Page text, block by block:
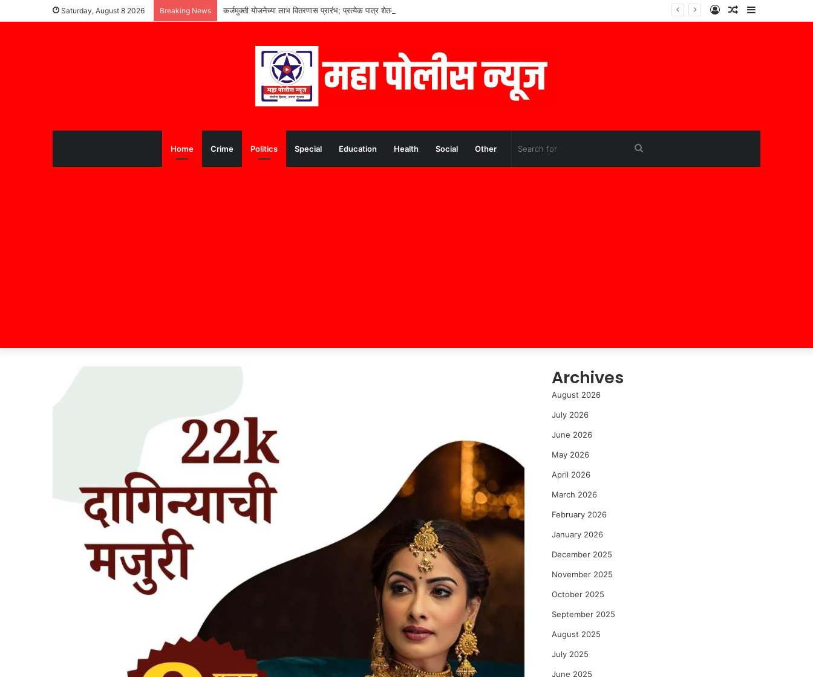
Saturday, August 8 2026 Breaking News कर्जमुक्ती योजनेच्या लाभ वितरणास प्रारंभ; प्रत्येक पात्र शेतकऱ्यांना लाभ मिळणार– मुख्यमंत्री देवेंद्र फडणवीस Sidebar
Random
Log
Home Crime Politics Special Education Health Social Other
Archives
August 2026
July 2026
June 2026
May 2026
April 2026
March 2026
February 2026
January 2026
December 2025
November 2025
October 2025
September 2025
August 2025
July 2025
June 2025